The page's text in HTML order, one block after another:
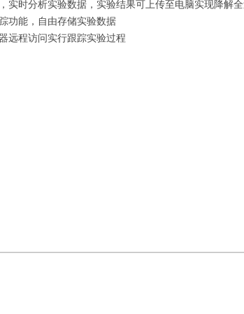
实时分析实验数据，实验结果可上传至电脑实现降解
功能，自由存储实验数据
远程访问实行跟踪实验过程